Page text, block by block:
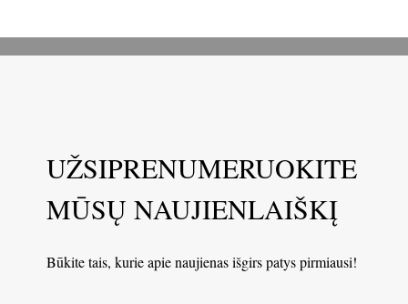
UŽSIPRENUMERUOKITE
MŪSŲ NAUJIENLAIŠKĮ
Būkite tais, kurie apie naujienas išgirs patys pirmiausi!